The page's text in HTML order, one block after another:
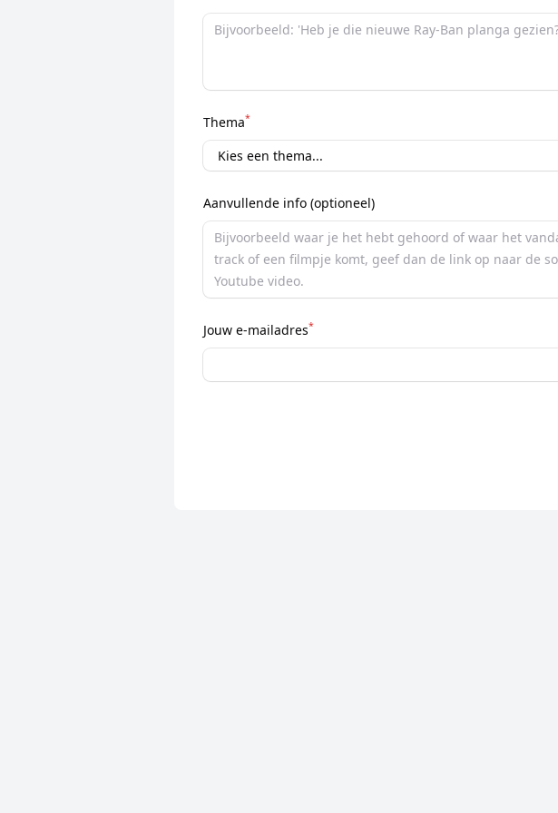
Thema*
Aanvullende info (optioneel)
Jouw e-mailadres*